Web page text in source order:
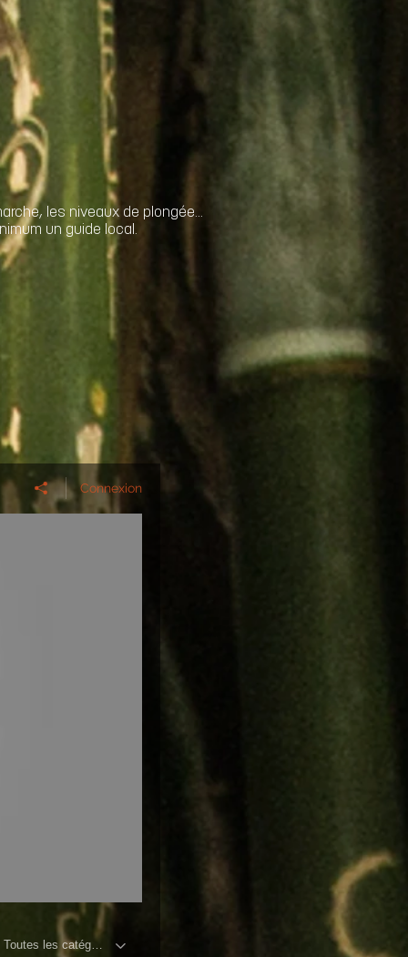
les niveaux de plongée...
un guide local.
Connexion
Toutes les catégories